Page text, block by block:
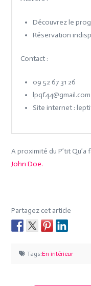
Découvrez le
Réservation
Contact :
09 52 67 31 26
lpqf44@gmail.com
Site internet :
A proximité du P’tit
John Doe.
Partagez cet article
Tags:En intérieur